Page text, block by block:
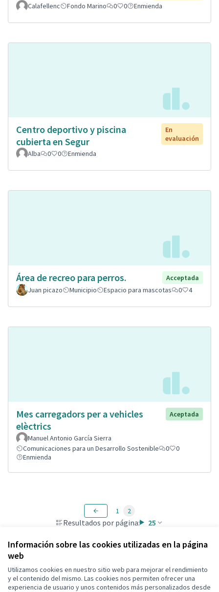
Información sobre las cookies utilizadas en la página
web
Utilizamos cookies en nuestro sitio web para mejorar el rendimiento
y el contenido del mismo. Las cookies nos permiten ofrecer una
experiencia de usuario y unos contenidos más personalizados desde
Calafellenc
Fondo Marino 0 0 Enmienda
Centro deportivo y piscina
cubierta en Segur
En
evaluación
Alba
0 0 Enmienda
Área de recreo para perros.
Acceptada
Juan picazo
Municipio Espacio para mascotas 0 4
Mes carregadors per a vehicles
elèctrics
Aceptada
Manuel Antonio García Sierra
Comunicaciones para un Desarrollo Sostenible
0
0
Enmienda
Resultados por página: 25
1 2
Términos y condiciones de uso
Configuración de cookies
Decidim Calafell en X
Decidim Calafell en Facebook
Decidim Calafell en YouTube
Decidim Calafell en GitHub